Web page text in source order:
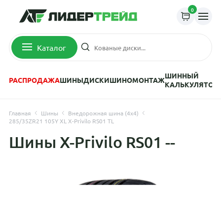
0
Каталог
РАСПРОДАЖАШИНЫДИСКИШИНОМОНТАЖШИННЫЙ
КАЛЬКУЛЯТОР
Главная Шины
Внедорожная шина (4х4)
285/35ZR21 105Y XL X-Privilo RS01 TL
Шины X-Privilo RS01 --